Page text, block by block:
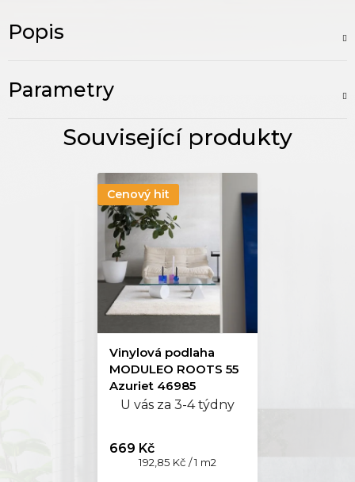
Popis
Parametry
Cenový hit
Vinylová podlaha
MODULEO ROOTS 55
Azuriet 46985
U vás za 3-4 týdny
669 Kč
Měrná
192,85 Kč / 1 m2